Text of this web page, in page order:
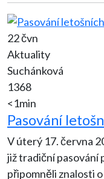
22 čvn
Aktuality
Suchánková
1368
<1min
Pasování
V úterý 17. června
již tradiční pasování
připomněli znalosti